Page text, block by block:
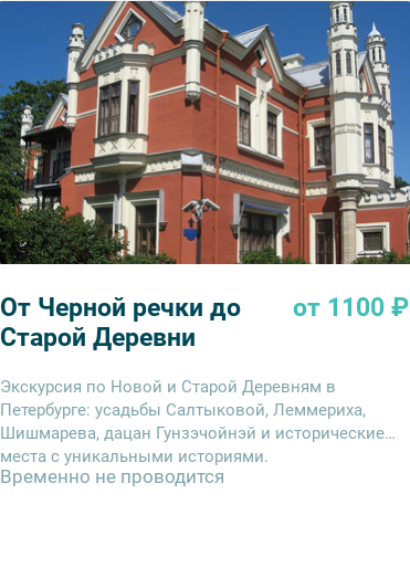
От Черной речки до
Старой Деревни
от 1100 ₽
Экскурсия по Новой и Старой Деревням в
Петербурге: усадьбы Салтыковой, Леммериха,
Шишмарева, дацан Гунзэчойнэй и исторические
места с уникальными историями.
Временно не проводится